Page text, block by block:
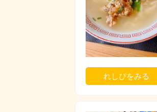
れしぴをみる